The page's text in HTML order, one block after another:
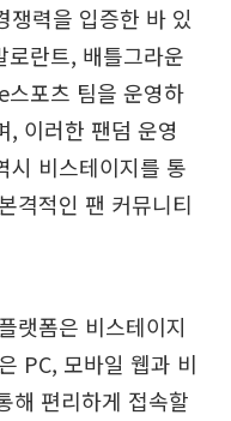
쟁력을 입증한 바 있
란트, 배틀그라운
스포츠 팀을 운영하
, 이러한 팬덤 운영
시 비스테이지를 통
격적인 팬 커뮤니티
랫폼은 비스테이지
PC, 모바일 웹과 비
해 편리하게 접속할